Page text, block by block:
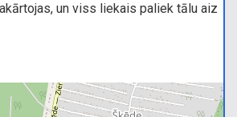
un viss liekais paliek tālu aiz